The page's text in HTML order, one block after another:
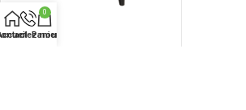
nous
0
Panier